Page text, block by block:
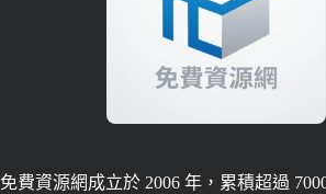
免費資源網成立於 2006 年，累積超過